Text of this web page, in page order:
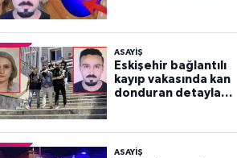
ASAYİŞ
Eskişehir bağlantılı
kayıp vakasında kan
donduran detaylar
ASAYİŞ